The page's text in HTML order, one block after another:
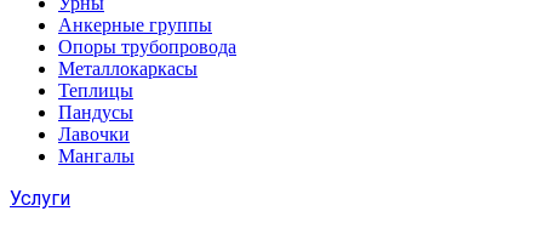
Анкерные группы
Опоры трубопровода
Металлокаркасы
Теплицы
Пандусы
Лавочки
Мангалы
Услуги